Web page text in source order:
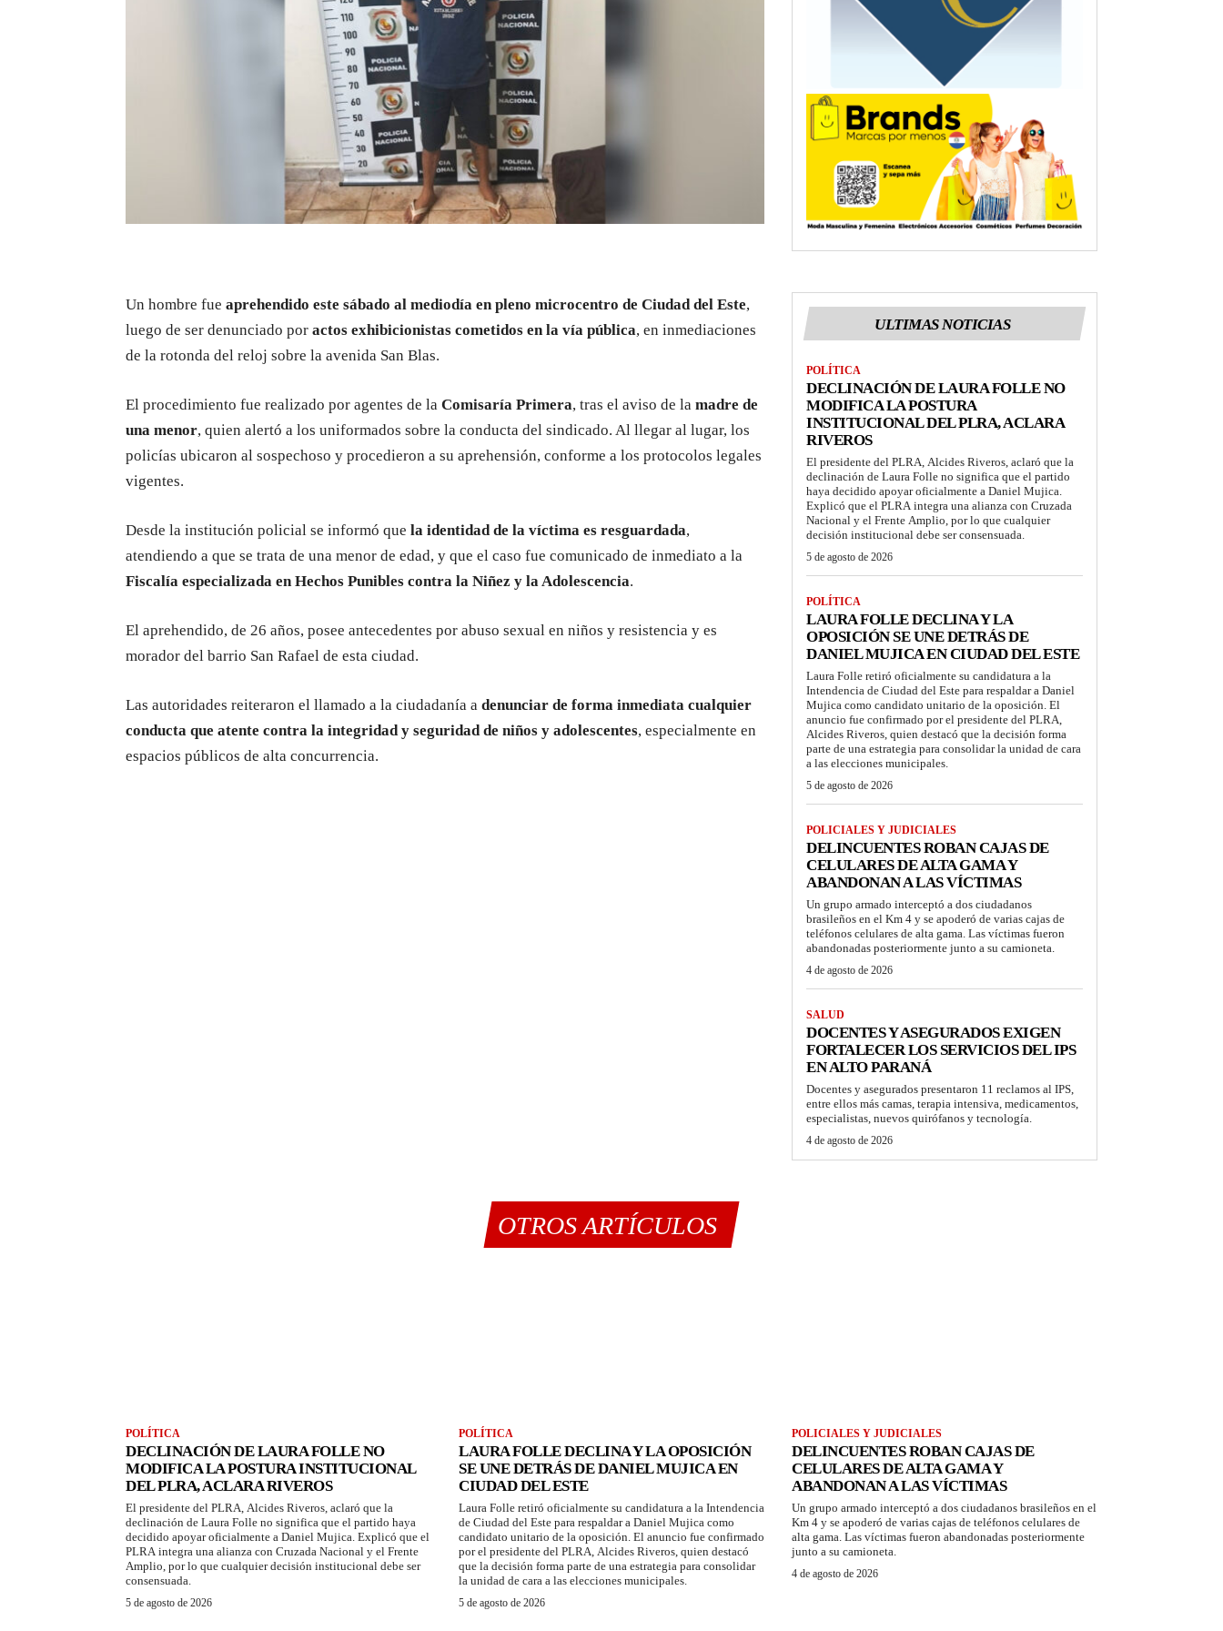
Un hombre fue aprehendido este sábado al mediodía en pleno microcentro de Ciudad del Este,
luego de ser denunciado por actos exhibicionistas cometidos en la vía pública, en inmediaciones
de la rotonda del reloj sobre la avenida San Blas.
El procedimiento fue realizado por agentes de la Comisaría Primera, tras el aviso de la madre de
una menor, quien alertó a los uniformados sobre la conducta del sindicado. Al llegar al lugar, los
policías ubicaron al sospechoso y procedieron a su aprehensión, conforme a los protocolos legales
vigentes.
Desde la institución policial se informó que la identidad de la víctima es resguardada,
atendiendo a que se trata de una menor de edad, y que el caso fue comunicado de inmediato a la
Fiscalía especializada en Hechos Punibles contra la Niñez y la Adolescencia.
El aprehendido, de 26 años, posee antecedentes por abuso sexual en niños y resistencia y es
morador del barrio San Rafael de esta ciudad.
Las autoridades reiteraron el llamado a la ciudadanía a denunciar de forma inmediata cualquier
conducta que atente contra la integridad y seguridad de niños y adolescentes, especialmente en
espacios públicos de alta concurrencia.
ULTIMAS NOTICIAS
POLÍTICA
DECLINACIÓN DE LAURA FOLLE NO
MODIFICA LA POSTURA
INSTITUCIONAL DEL PLRA, ACLARA
RIVEROS
El presidente del PLRA, Alcides Riveros, aclaró que la
declinación de Laura Folle no significa que el partido
haya decidido apoyar oficialmente a Daniel Mujica.
Explicó que el PLRA integra una alianza con Cruzada
Nacional y el Frente Amplio, por lo que cualquier
decisión institucional debe ser consensuada.
5 de agosto de 2026
POLÍTICA
LAURA FOLLE DECLINA Y LA
OPOSICIÓN SE UNE DETRÁS DE
DANIEL MUJICA EN CIUDAD DEL ESTE
Laura Folle retiró oficialmente su candidatura a la
Intendencia de Ciudad del Este para respaldar a Daniel
Mujica como candidato unitario de la oposición. El
anuncio fue confirmado por el presidente del PLRA,
Alcides Riveros, quien destacó que la decisión forma
parte de una estrategia para consolidar la unidad de cara
a las elecciones municipales.
5 de agosto de 2026
POLICIALES Y JUDICIALES
DELINCUENTES ROBAN CAJAS DE
CELULARES DE ALTA GAMA Y
ABANDONAN A LAS VÍCTIMAS
Un grupo armado interceptó a dos ciudadanos
brasileños en el Km 4 y se apoderó de varias cajas de
teléfonos celulares de alta gama. Las víctimas fueron
abandonadas posteriormente junto a su camioneta.
4 de agosto de 2026
SALUD
DOCENTES Y ASEGURADOS EXIGEN
FORTALECER LOS SERVICIOS DEL IPS
EN ALTO PARANÁ
Docentes y asegurados presentaron 11 reclamos al IPS,
entre ellos más camas, terapia intensiva, medicamentos,
especialistas, nuevos quirófanos y tecnología.
4 de agosto de 2026
OTROS ARTÍCULOS
POLÍTICA
DECLINACIÓN DE LAURA FOLLE NO
MODIFICA LA POSTURA INSTITUCIONAL
DEL PLRA, ACLARA RIVEROS
El presidente del PLRA, Alcides Riveros, aclaró que la
declinación de Laura Folle no significa que el partido haya
decidido apoyar oficialmente a Daniel Mujica. Explicó que el
PLRA integra una alianza con Cruzada Nacional y el Frente
Amplio, por lo que cualquier decisión institucional debe ser
consensuada.
5 de agosto de 2026
POLÍTICA
LAURA FOLLE DECLINA Y LA OPOSICIÓN
SE UNE DETRÁS DE DANIEL MUJICA EN
CIUDAD DEL ESTE
Laura Folle retiró oficialmente su candidatura a la Intendencia
de Ciudad del Este para respaldar a Daniel Mujica como
candidato unitario de la oposición. El anuncio fue confirmado
por el presidente del PLRA, Alcides Riveros, quien destacó
que la decisión forma parte de una estrategia para consolidar
la unidad de cara a las elecciones municipales.
5 de agosto de 2026
POLICIALES Y JUDICIALES
DELINCUENTES ROBAN CAJAS DE
CELULARES DE ALTA GAMA Y
ABANDONAN A LAS VÍCTIMAS
Un grupo armado interceptó a dos ciudadanos brasileños en el
Km 4 y se apoderó de varias cajas de teléfonos celulares de
alta gama. Las víctimas fueron abandonadas posteriormente
junto a su camioneta.
4 de agosto de 2026